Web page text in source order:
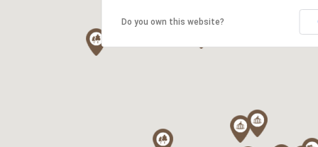
Do you own this website?